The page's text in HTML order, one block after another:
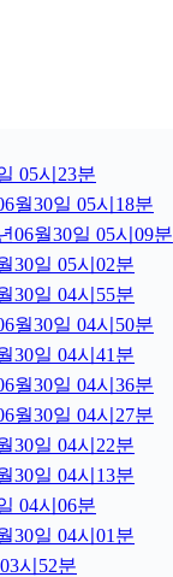
05시23분
월30일 05시18분
06월30일 05시09분
30일 05시02분
30일 04시55분
월30일 04시50분
30일 04시41분
월30일 04시36분
월30일 04시27분
30일 04시22분
30일 04시13분
04시06분
30일 04시01분
시52분